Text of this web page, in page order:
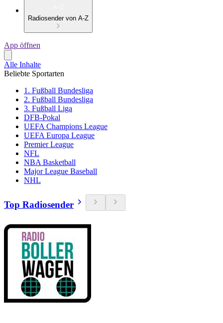
Radiosender von A-Z
App öffnen
Alle Inhalte
Beliebte Sportarten
1. Fußball Bundesliga
2. Fußball Bundesliga
3. Fußball Liga
DFB-Pokal
UEFA Champions League
UEFA Europa League
Premier League
NFL
NBA Basketball
Major League Baseball
NHL
Top Radiosender